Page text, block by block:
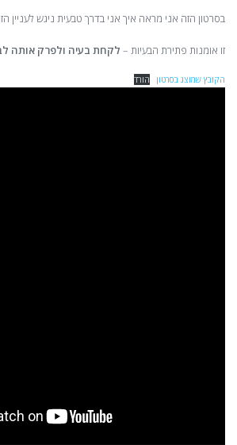
בסרטון הזה אני מראה איך אני בדרך טבעית ניגש לעניין
זו אומנות פתירת הבעיות – לקחת בעיה ולפרק אותה
הקובץ שמוצג בסרטון הורד